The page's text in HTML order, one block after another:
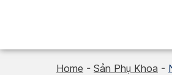
Home - Sản Phụ Khoa -